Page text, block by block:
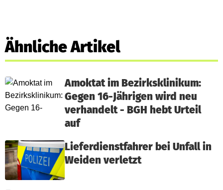
Ähnliche Artikel
Amoktat im Bezirksklinikum:
Gegen 16-Jährigen wird neu
verhandelt - BGH hebt Urteil
auf
Lieferdienstfahrer bei Unfall in
Weiden verletzt